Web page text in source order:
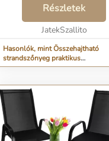
Felejtsd el a hagyományos
pokrócokat, amelyek teljesen
eláznak, és el...
Részletek
JatekSzallito
Hasonlók, mint Összehajtható
strandszőnyeg praktikus
hordozófüllel - XXL méret, 185